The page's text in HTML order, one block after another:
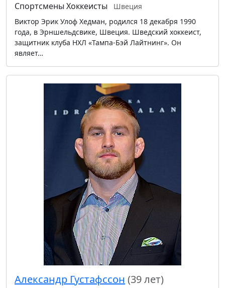
Спортсмены Хоккеисты
Швеция
Виктор Эрик Улоф Хедман, родился 18 декабря 1990
года, в Эрншельдсвике, Швеция. Шведский хоккеист,
защитник клуба НХЛ «Тампа-Бэй Лайтнинг». Он
являет…
Александр Густафссон (39 лет)